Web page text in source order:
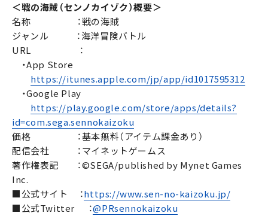
＜戦の海賊（センノカイゾク）概要＞
名称 ：戦の海賊
ジャンル ：海洋冒険バトル
URL ：
・App Store
https://itunes.apple.com/jp/app/id1017595312
・Google Play
https://play.google.com/store/apps/details?
id=com.sega.sennokaizoku
価格 ：基本無料（アイテム課金あり）
配信会社 ：マイネットゲームス
著作権表記 ：©SEGA/published by Mynet Games
Inc.
■公式サイト ：https://www.sen-no-kaizoku.jp/
■公式Twitter ：@PRsennokaizoku